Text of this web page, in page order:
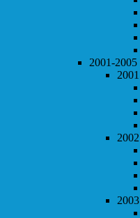
2001-2005
2001
2002
2003